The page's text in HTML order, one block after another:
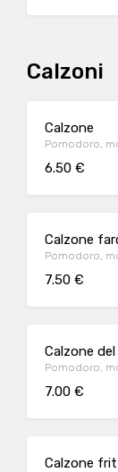
Calzoni
Calzone
Pomodoro,
6.50 €
Calzone
Pomodoro,
7.50 €
Calzone
Pomodoro,
7.00 €
Calzone